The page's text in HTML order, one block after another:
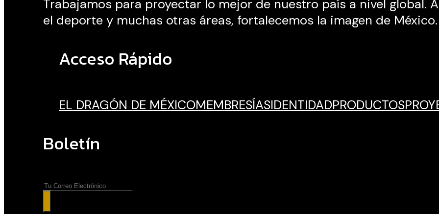
Trabajamos para proyectar lo mejor de nuestro país a nivel global.
el deporte y muchas otras áreas, fortalecemos la imagen de México.
Acceso Rápido
EL DRAGÓN DE MÉXICOMEMBRESÍASIDENTIDADPRODUCTOS
Boletín